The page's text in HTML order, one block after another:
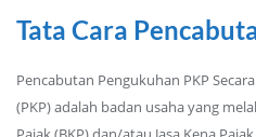
Tata Cara
Pencabutan Pengukuhan PKP
(PKP) adalah badan usaha yang